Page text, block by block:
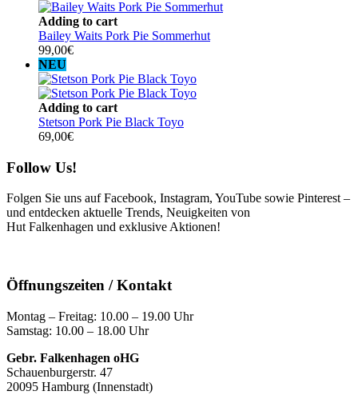
Adding to cart
Bailey Waits Pork Pie Sommerhut
99,00€
NEU
Adding to cart
Stetson Pork Pie Black Toyo
69,00€
Follow Us!
Folgen Sie uns auf Facebook, Instagram, YouTube sowie Pinterest –
und entdecken aktuelle Trends, Neuigkeiten von
Hut Falkenhagen und exklusive Aktionen!
Öffnungszeiten / Kontakt
Montag – Freitag: 10.00 – 19.00 Uhr
Samstag: 10.00 – 18.00 Uhr
Gebr. Falkenhagen oHG
Schauenburgerstr. 47
20095 Hamburg (Innenstadt)